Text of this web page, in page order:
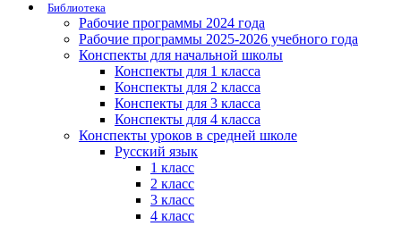
Библиотека
Рабочие программы 2024 года
Рабочие программы 2025-2026 учебного года
Конспекты для начальной школы
Конспекты для 1 класса
Конспекты для 2 класса
Конспекты для 3 класса
Конспекты для 4 класса
Конспекты уроков в средней школе
Русский язык
1 класс
2 класс
3 класс
4 класс